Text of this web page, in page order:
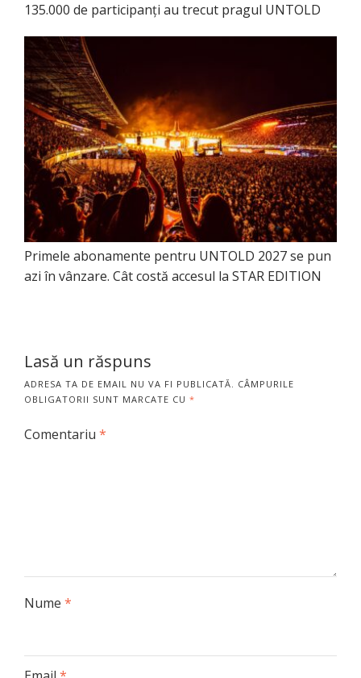
135.000 de participanți au trecut pragul UNTOLD
Primele abonamente pentru UNTOLD 2027 se pun
azi în vânzare. Cât costă accesul la STAR EDITION
Lasă un răspuns
ADRESA TA DE EMAIL NU VA FI PUBLICATĂ. CÂMPURILE
OBLIGATORII SUNT MARCATE CU *
Comentariu *
Nume *